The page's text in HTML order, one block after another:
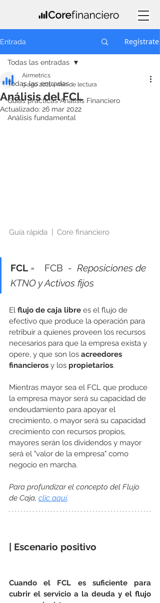
Entrada Regístrate
Todas las entradas
Guías prácticas Análisis Financiero
Análisis fundamental
Todas las entradas
Análisis del FCL
Airmetrics
9 ago 20214 min de lectura
Actualizado: 26 mar 2022
Guía rápida  |  Core financiero
FCL =    FCB -  Reposiciones de
KTNO y Activos fijos
El flujo de caja libre es el flujo de
efectivo que produce la operación para
retribuir a quienes proveen los recursos
necesarios para que la empresa exista y
opere, y que son los acreedores
financieros y los propietarios.
Mientras mayor sea el FCL que produce
la empresa mayor será su capacidad de
endeudamiento para apoyar el
crecimiento, o mayor será su capacidad
crecimiento con recursos propios,
mayores serán los dividendos y mayor
será el "valor de la empresa" como
negocio en marcha.
Para profundizar el concepto del Flujo
de Caja, clic aquí.
| Escenario positivo
Cuando el FCL es suficiente para
cubrir el servicio a la deuda y el flujo